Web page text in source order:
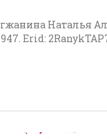
Наталья
Erid: